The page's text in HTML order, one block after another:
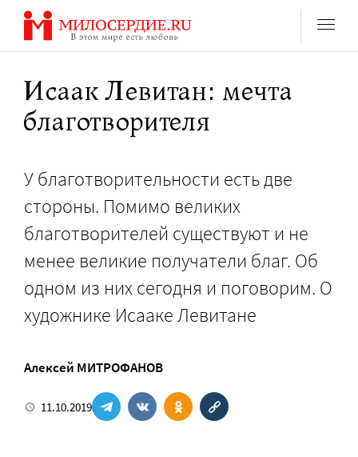
Перейти
содержанию
Исаак Левитан: мечта
благотворителя
У благотворительности есть две
стороны. Помимо великих
благотворителей существуют и не
менее великие получатели благ. Об
одном из них сегодня и поговорим. О
художнике Исааке Левитане
Алексей МИТРОФАНОВ
11.10.2019